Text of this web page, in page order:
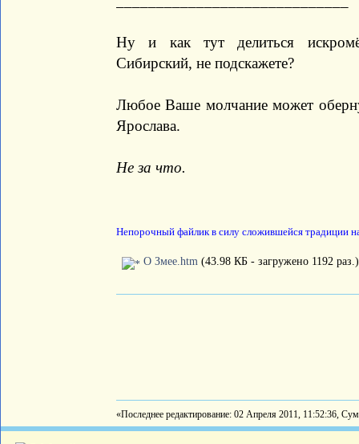
Ну и как тут делиться
Сибирский, не подскажете?
Любое Ваше молчание может
Ярослава.
Не за что.
Непорочный файлик в силу сложившейся традиции
О Змее.htm (43.98 КБ - загружено 1192 раз.)
«Последнее редактирование: 02 Апреля 2011, 11:52:36,